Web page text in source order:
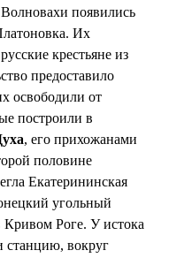
появились
Их
крестьяне из
предоставило
освободили от
построили в
, его прихожанами
половине
Екатерининская
угольный
Кривом Роге. У истока
станцию, вокруг